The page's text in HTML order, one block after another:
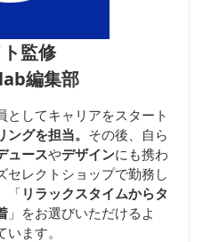
監修
編集部
としてキャリアをスタート
ングを担当。 その後、自ら
ュースやデザインにも携わ
セレクトショップで勤務し
「 リラックスタイムからタ
」をお選びいただけるよ
ます。